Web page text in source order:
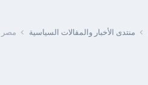
منتدى الأخبار والمقالات السياسية مصر